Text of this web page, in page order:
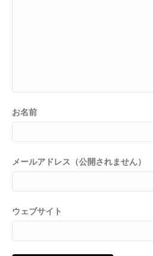
お名前
メールアドレス（公開されません）
ウェブサイト